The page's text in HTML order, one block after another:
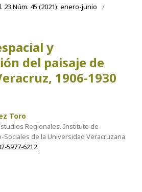
23 Núm. 45 (2021): enero-junio
/
y
del paisaje de
1906-1930
Toro
Regionales. Instituto de
de la Universidad Veracruzana
5977-6212